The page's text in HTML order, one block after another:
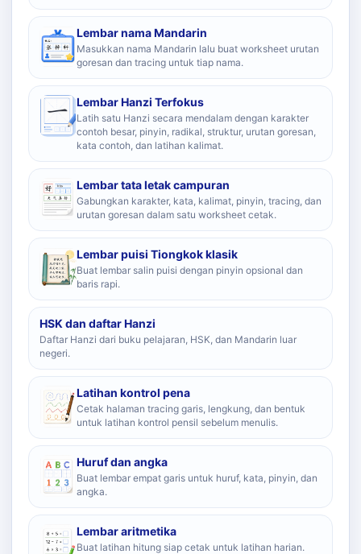
Lembar nama Mandarin
Masukkan nama Mandarin lalu buat worksheet urutan
goresan dan tracing untuk tiap nama.
Lembar Hanzi Terfokus
Latih satu Hanzi secara mendalam dengan karakter
contoh besar, pinyin, radikal, struktur, urutan goresan,
kata contoh, dan latihan kalimat.
Lembar tata letak campuran
Gabungkan karakter, kata, kalimat, pinyin, tracing, dan
urutan goresan dalam satu worksheet cetak.
Lembar puisi Tiongkok klasik
Buat lembar salin puisi dengan pinyin opsional dan
baris rapi.
HSK dan daftar Hanzi
Daftar Hanzi dari buku pelajaran, HSK, dan Mandarin luar
negeri.
Latihan kontrol pena
Cetak halaman tracing garis, lengkung, dan bentuk
untuk latihan kontrol pensil sebelum menulis.
Huruf dan angka
Buat lembar empat garis untuk huruf, kata, pinyin, dan
angka.
Lembar aritmetika
Buat latihan hitung siap cetak untuk latihan harian.